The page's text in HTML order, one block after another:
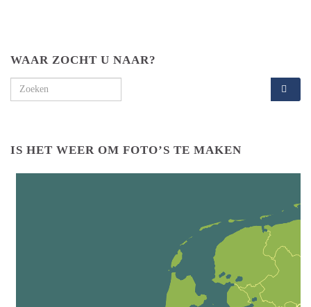
WAAR ZOCHT U NAAR?
Search for:
IS HET WEER OM FOTO’S TE MAKEN